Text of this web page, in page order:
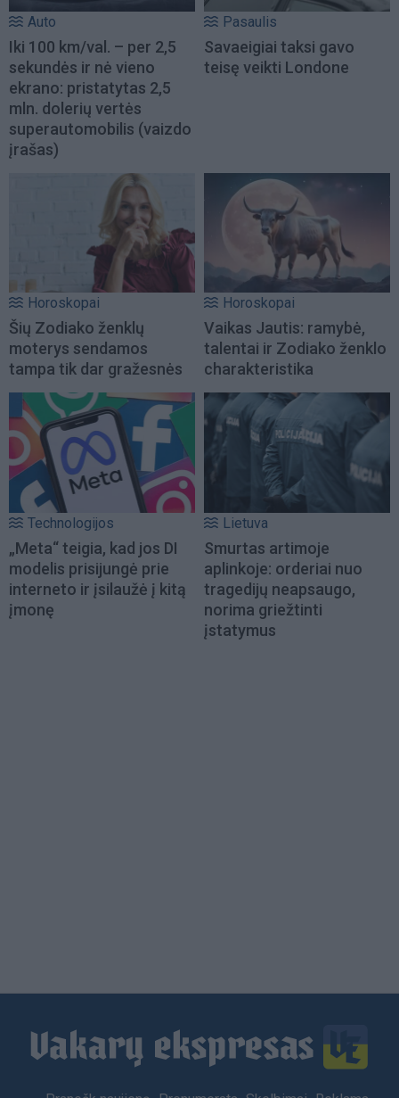
Auto
Iki 100 km/val. – per 2,5
sekundės ir nė vieno
ekrano: pristatytas 2,5
mln. dolerių vertės
superautomobilis (vaizdo
įrašas)
Pasaulis
Savaeigiai taksi gavo
teisę veikti Londone
Horoskopai
Šių Zodiako ženklų
moterys sendamos
tampa tik dar gražesnės
Horoskopai
Vaikas Jautis: ramybė,
talentai ir Zodiako ženklo
charakteristika
Technologijos
„Meta“ teigia, kad jos DI
modelis prisijungė prie
interneto ir įsilaužė į kitą
įmonę
Lietuva
Smurtas artimoje
aplinkoje: orderiai nuo
tragedijų neapsaugo,
norima griežtinti
įstatymus